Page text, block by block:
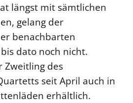
längst mit sämtlichen
gelang der
benachbarten
dato noch nicht.
Zweitling des
seit April auch in
erhältlich.